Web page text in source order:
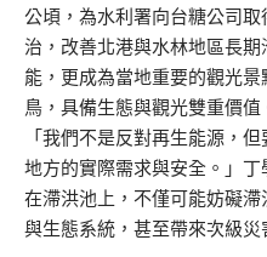
公頃，為水利署向台糖公司
治，改善北港與水林地區長
能，更成為當地重要的觀光
鳥，具備生態與觀光雙重價值
「我們不是反對再生能源，
地方的實際需求與安全。」
在滯洪池上，不僅可能妨礙
與生態系統，甚至帶來次級災